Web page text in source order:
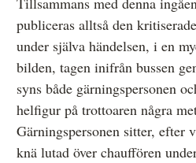
publiceras alltså den
under själva händelsen, i en
bilden, tagen inifrån bussen
syns både gärningspersonen
helfigur på trottoaren några
Gärningspersonen sitter, efter
knä lutad över chauffören